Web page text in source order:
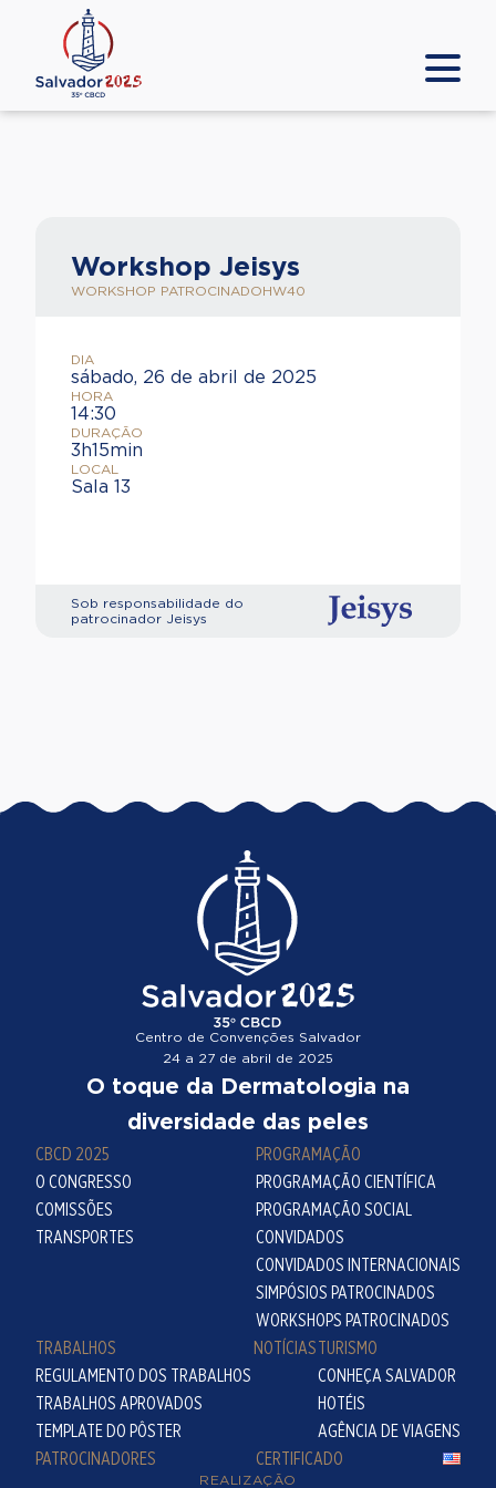
Workshop Jeisys
WORKSHOP PATROCINADOHW40
DIA
sábado, 26 de abril de 2025
HORA
14:30
DURAÇÃO
3h15min
LOCAL
Sala 13
Sob responsabilidade do
patrocinador Jeisys
Centro de Convenções Salvador
24 a 27 de abril de 2025
O toque da Dermatologia na
diversidade das peles
CBCD 2025
O CONGRESSO
COMISSÕES
TRANSPORTES
PROGRAMAÇÃO
PROGRAMAÇÃO CIENTÍFICA
PROGRAMAÇÃO SOCIAL
CONVIDADOS
CONVIDADOS INTERNACIONAIS
SIMPÓSIOS PATROCINADOS
WORKSHOPS PATROCINADOS
TRABALHOS
REGULAMENTO DOS TRABALHOS
TRABALHOS APROVADOS
TEMPLATE DO PÔSTER
NOTÍCIASTURISMO
CONHEÇA SALVADOR
HOTÉIS
AGÊNCIA DE VIAGENS
PATROCINADORES
CERTIFICADO
REALIZAÇÃO